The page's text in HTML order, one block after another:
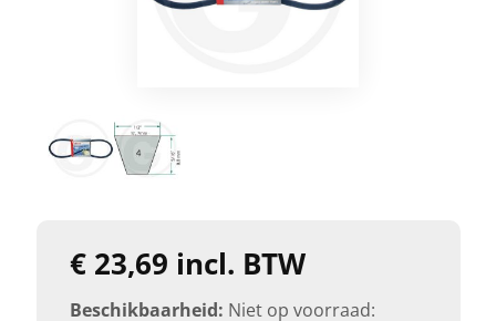
€ 23,69 incl. BTW
Beschikbaarheid: Niet op voorraad: